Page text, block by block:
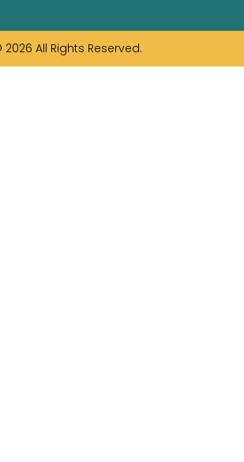
2026 All Rights Reserved.